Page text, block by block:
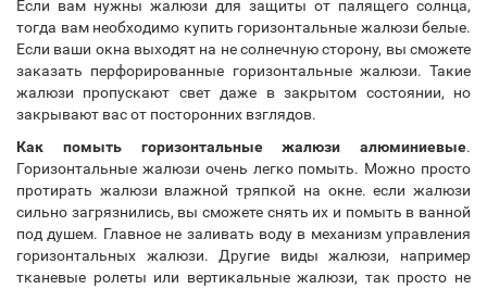
Если вам нужны жалюзи для защиты от палящего солнца,
тогда вам необходимо купить горизонтальные жалюзи белые.
Если ваши окна выходят на не солнечную сторону, вы сможете
заказать перфорированные горизонтальные жалюзи. Такие
жалюзи пропускают свет даже в закрытом состоянии, но
закрывают вас от посторонних взглядов.
Как помыть горизонтальные жалюзи алюминиевые.
Горизонтальные жалюзи очень легко помыть. Можно просто
протирать жалюзи влажной тряпкой на окне. если жалюзи
сильно загрязнились, вы сможете снять их и помыть в ванной
под душем. Главное не заливать воду в механизм управления
горизонтальных жалюзи. Другие виды жалюзи, например
тканевые ролеты или вертикальные жалюзи, так просто не